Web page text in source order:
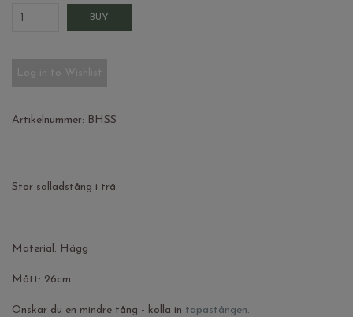
BUY
Artikelnummer: BHSS
Stor salladstång i trä.
Material: Hägg
Mått: 26cm
Önskar du en mindre tång - kolla in tapastången.